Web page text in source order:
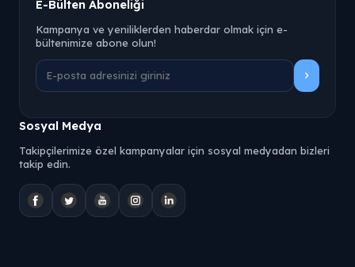
E-Bülten Aboneliği
Kampanya ve yeniliklerden haberdar olmak için e-
bültenimize abone olun!
Sosyal Medya
Takipçilerimize özel kampanyalar için sosyal medyadan bizleri
takip edin.